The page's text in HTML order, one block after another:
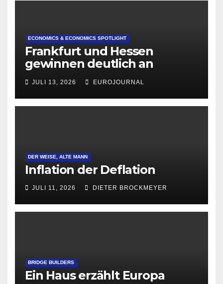
ECONOMICS & ECONOMICS SPOTLIGHT
Frankfurt und Hessen
gewinnen deutlich an
Attraktivität für Startup-
Gründungen
JULI 13, 2026 EUROJOURNAL
DER WEISE, ALTE MANN
Inflation der Deflation
JULI 11, 2026 DIETER BROCKMEYER
BRIDGE BUILDERS
Ein Haus erzählt Europa